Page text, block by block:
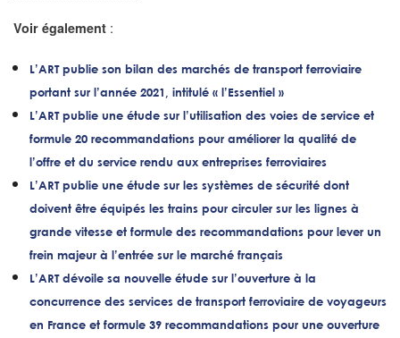
Voir également :
L’ART publie son bilan des marchés de transport ferroviaire
portant sur l’année 2021, intitulé « l’Essentiel »
L’ART publie une étude sur l’utilisation des voies de service et
formule 20 recommandations pour améliorer la qualité de
l’offre et du service rendu aux entreprises ferroviaires
L’ART publie une étude sur les systèmes de sécurité dont
doivent être équipés les trains pour circuler sur les lignes à
grande vitesse et formule des recommandations pour lever un
frein majeur à l’entrée sur le marché français
L’ART dévoile sa nouvelle étude sur l’ouverture à la
concurrence des services de transport ferroviaire de voyageurs
en France et formule 39 recommandations pour une ouverture